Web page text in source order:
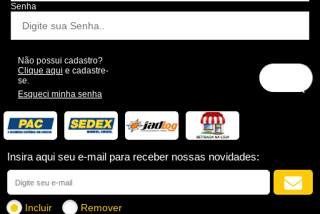
Senha
Não possui cadastro?
Clique aqui e cadastre-
se.
Esqueci minha senha
Insira aqui seu e-mail para receber nossas novidades:
Incluir Remover